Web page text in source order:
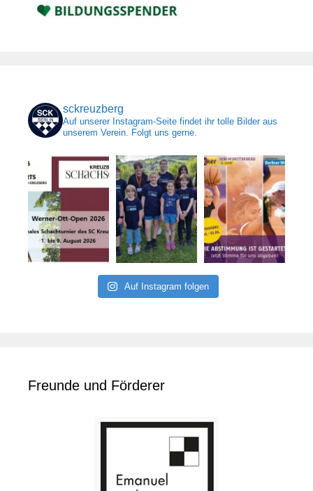
sckreuzberg
Auf unserer Instagram-Seite findet ihr tolle Bilder aus
unserem Verein. Folgt uns gerne.
Auf Instagram folgen
Freunde und Förderer